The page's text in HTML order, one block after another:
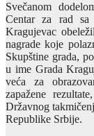
Svečanom
Centar za rad sa
Kragujevac
nagrade koje
Skupštine grada,
u ime Grada
veća za
zapažene
Državnog
Republike Srbije.